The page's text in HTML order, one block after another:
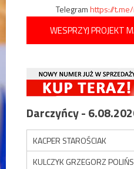
Telegramhttps://
WESPRZYJ PROJEKT
Darczyńcy -
KACPER STAROŚCIAK
KULCZYK GRZEGORZ